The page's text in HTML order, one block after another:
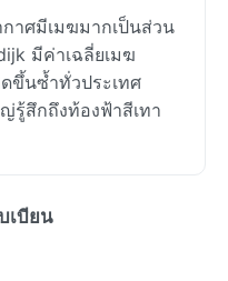
าศมีเมฆมากเป็นส่วน
มีค่าเฉลี่ยเมฆ
ขึ้นซ้ำทั่วประเทศ
รู้สึกถึงท้องฟ้าสีเทา
เบียน